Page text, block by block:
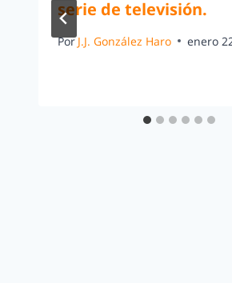
serie de televisión.
Por J.J. González Haro enero